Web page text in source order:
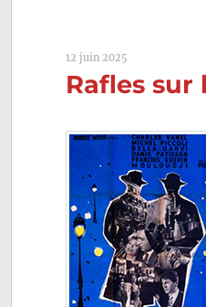
12 juin 2025
Rafles sur